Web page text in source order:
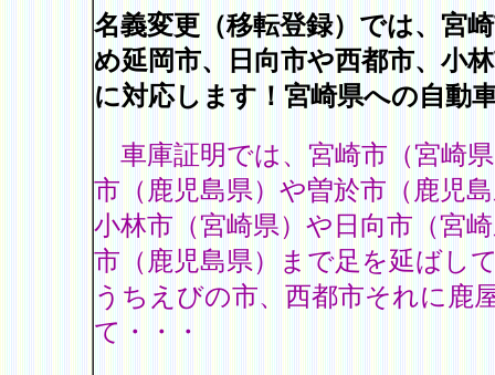
名義変更（移転登録）では、宮
め延岡市、日向市や西都市、小
に対応します！宮崎県への自動
車庫証明では、宮崎市（宮崎
市（鹿児島県）や曽於市（鹿児
小林市（宮崎県）や日向市（宮
市（鹿児島県）まで足を延ばし
うちえびの市、西都市それに鹿
て・・・